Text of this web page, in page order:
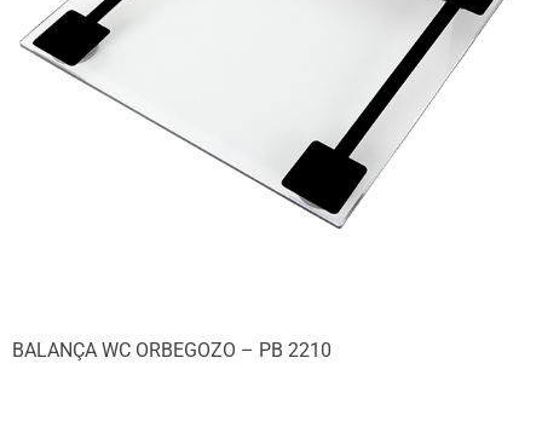
BALANÇA WC ORBEGOZO – PB 2210